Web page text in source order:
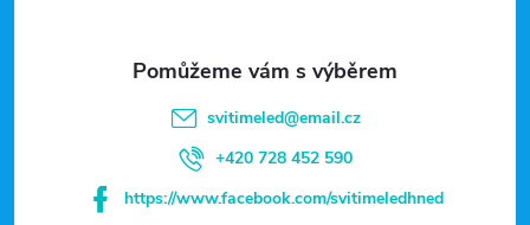
svitimeled@email.cz
+420 728 452 590
https://www.facebook.com/svitimeledhned